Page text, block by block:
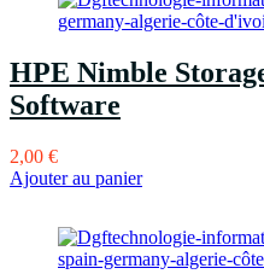
HPE Nimble
Software
2,00 €
Ajouter au panier